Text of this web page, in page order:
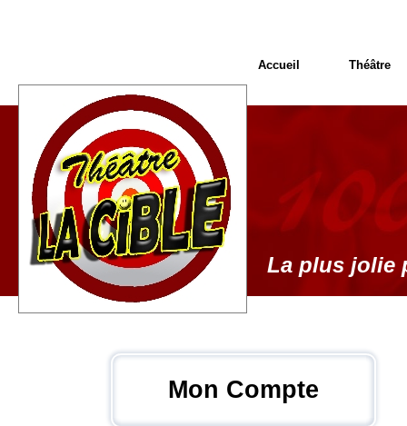
Mon Compte
La plus jolie
Accueil Théâtre